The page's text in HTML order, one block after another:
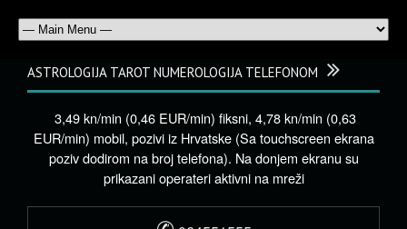
ASTROLOGIJA TAROT NUMEROLOGIJA TELEFONOM
3,49 kn/min (0,46 EUR/min) fiksni, 4,78 kn/min (0,63
EUR/min) mobil, pozivi iz Hrvatske (Sa touchscreen ekrana
poziv dodirom na broj telefona). Na donjem ekranu su
prikazani operateri aktivni na mreži